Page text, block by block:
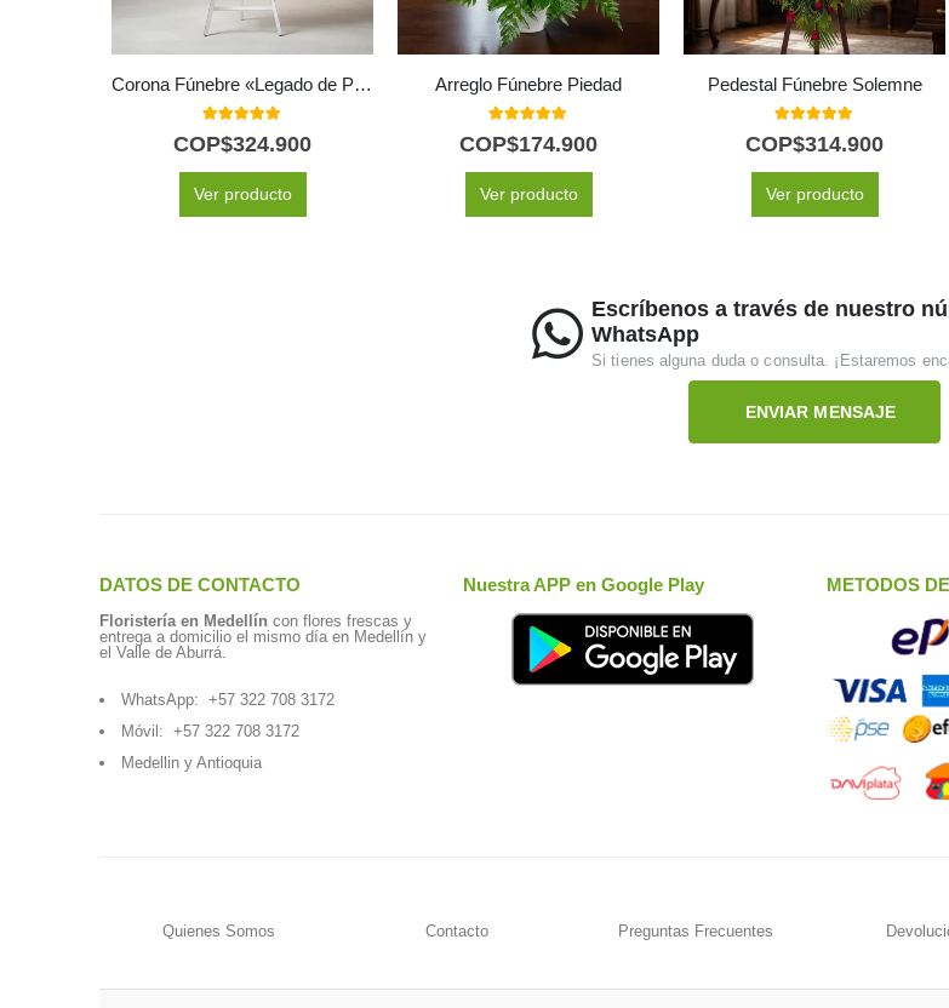
Corona Fúnebre «Legado de Paz»: Un Homenaje Floral a Mesha 🕊️
5.00
COP$324.900
Ver producto
Arreglo Fúnebre Piedad
5.00
COP$174.900
Ver producto
Pedestal Fúnebre Solemne
5.00
COP$314.900
Ver producto
Escríbenos a través de nuestro
WhatsApp
Si tienes alguna duda o consulta. ¡Estaremos
ENVIAR MENSAJE
DATOS DE CONTACTO
Floristería en Medellín con flores frescas y
entrega a domicilio el mismo día en Medellín y
el Valle de Aburrá.
WhatsApp: +57 322 708 3172
Móvil: +57 322 708 3172
Medellin y Antioquia
Nuestra APP en Google Play METODOS
Quienes Somos Contacto Preguntas Frecuentes